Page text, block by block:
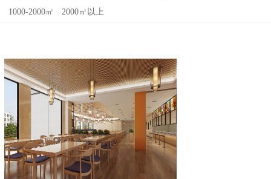
1000-2000㎡ 2000㎡以上